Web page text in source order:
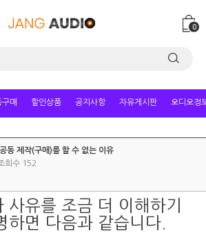
0
구매 할인상품 공지사항 자유게시판 오디오정
제작(구매)를 할 수 없는 이유
회수 152
사유를 조금 더 이해하기
하면 다음과 같습니다.